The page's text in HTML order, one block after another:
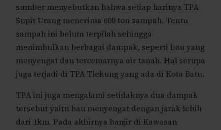
sumber menyebutkan bahwa setiap harinya TPA
Supit Urang menerima 600 ton sampah. Tentu
sampah ini belum terpilah sehingga
menimbulkan berbagai dampak, seperti bau yang
menyengat dan tercemarnya air tanah. Hal serupa
juga terjadi di TPA Tlekung yang ada di Kota Batu.
TPA ini juga mengalami setidaknya dua dampak
tersebut yaitu bau menyengat dengan jarak lebih
dari 1km. Pada akhirnya banjir di Kawasan